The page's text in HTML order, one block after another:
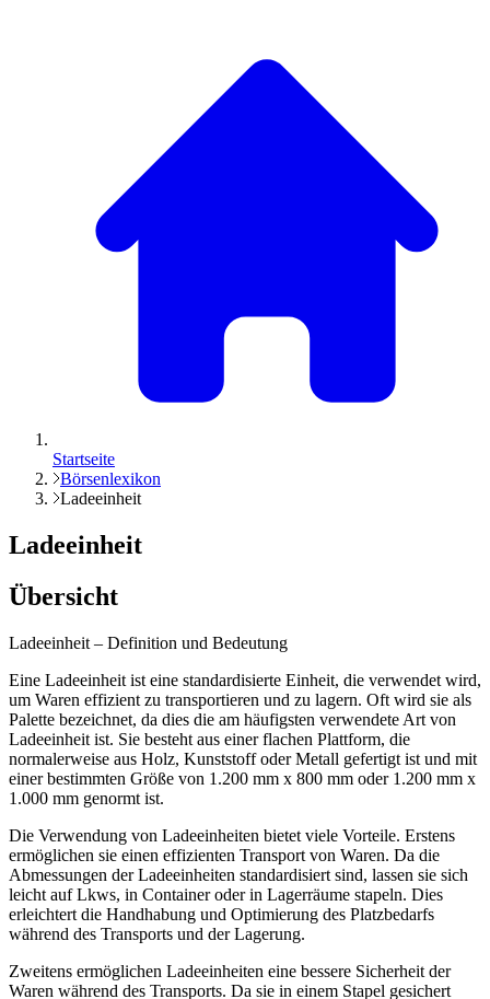
Startseite
Börsenlexikon
Ladeeinheit
Ladeeinheit
Übersicht
Ladeeinheit – Definition und Bedeutung
Eine Ladeeinheit ist eine standardisierte Einheit, die verwendet wird,
um Waren effizient zu transportieren und zu lagern. Oft wird sie als
Palette bezeichnet, da dies die am häufigsten verwendete Art von
Ladeeinheit ist. Sie besteht aus einer flachen Plattform, die
normalerweise aus Holz, Kunststoff oder Metall gefertigt ist und mit
einer bestimmten Größe von 1.200 mm x 800 mm oder 1.200 mm x
1.000 mm genormt ist.
Die Verwendung von Ladeeinheiten bietet viele Vorteile. Erstens
ermöglichen sie einen effizienten Transport von Waren. Da die
Abmessungen der Ladeeinheiten standardisiert sind, lassen sie sich
leicht auf Lkws, in Container oder in Lagerräume stapeln. Dies
erleichtert die Handhabung und Optimierung des Platzbedarfs
während des Transports und der Lagerung.
Zweitens ermöglichen Ladeeinheiten eine bessere Sicherheit der
Waren während des Transports. Da sie in einem Stapel gesichert